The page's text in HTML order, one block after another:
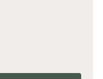
Gib den